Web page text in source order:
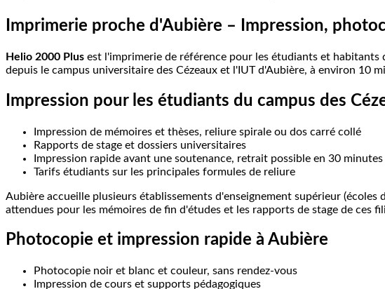
Imprimerie proche d'Aubière – Impression,
Helio 2000 Plus est l'imprimerie de référence pour les étudiants et habitants
depuis le campus universitaire des Cézeaux et l'IUT d'Aubière, à environ 10
Impression pour les étudiants du campus des
Impression de mémoires et thèses, reliure spirale ou dos carré collé
Rapports de stage et dossiers universitaires
Impression rapide avant une soutenance, retrait possible en 30 minutes
Tarifs étudiants sur les principales formules de reliure
Aubière accueille plusieurs établissements d'enseignement supérieur (écoles
attendues pour les mémoires de fin d'études et les rapports de stage de ces
Photocopie et impression rapide à Aubière
Photocopie noir et blanc et couleur, sans rendez-vous
Impression de cours et supports pédagogiques